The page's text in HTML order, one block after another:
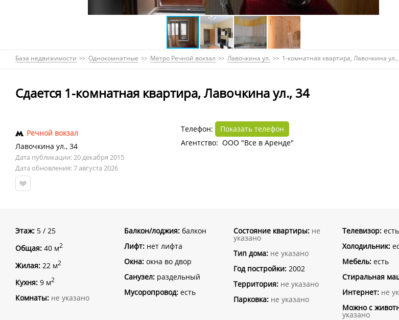
База недвижимости Однокомнатные Метро Речной вокзал Лавочкина ул. 1-комнатная квартира, Лавочкина
Сдается 1-комнатная квартира, Лавочкина ул., 34
Речной вокзал
Лавочкина ул., 34
Дата публикации: 20 декабря 2015
Дата обновления: 7 августа 2026
Телефон:
Показать телефон
Агентство: ООО "Все в Аренде"
Этаж: 5 / 25
Общая: 40 м2
Жилая: 22 м2
Кухня: 9 м2
Комнаты: не указано
Балкон/лоджия: балкон
Лифт: нет лифта
Окна: окна во двор
Санузел: раздельный
Мусоропровод: есть
Состояние квартиры: не
указано
Тип дома: не указано
Год постройки:2002
Территория: не указано
Парковка: не указано
Телевизор:есть
Холодильник:
Мебель:есть
Стиральная
Интернет: не
Можно с
указано